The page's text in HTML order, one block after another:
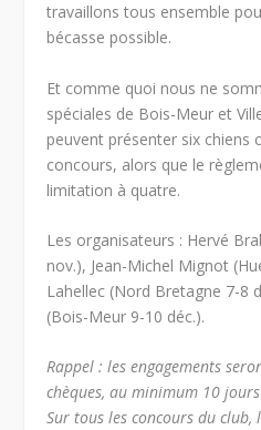
travaillons tous ensemble
bécasse possible.
Et comme quoi nous ne
spéciales de Bois-Meur et
peuvent présenter six chiens
concours, alors que le
limitation à quatre.
Les organisateurs : Hervé
nov.), Jean-Michel Mignot
Lahellec (Nord Bretagne 7-8
(Bois-Meur 9-10 déc.).
Rappel : les engagements
chèques, au minimum 10
Sur tous les concours du club,